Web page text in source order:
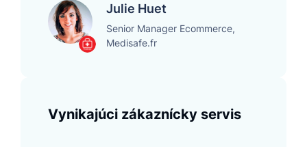
Julie Huet
Senior Manager Ecommerce,
Medisafe.fr
Vynikajúci zákaznícky servis